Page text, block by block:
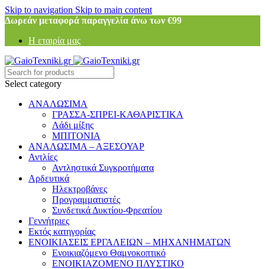
Skip to navigation Skip to main content
Δωρεάν μεταφορά παραγγελία άνω των €99
Η εταιρία μας
Select category
ΑΝΑΛΩΣΙΜΑ
ΓΡΑΣΣΑ-ΣΠΡΕΙ-ΚΑΘΑΡΙΣΤΙΚΑ
Λάδι μίξης
ΜΠΙΤΟΝΙΑ
ΑΝΑΛΩΣΙΜΑ – ΑΞΕΣΟΥΑΡ
Αντλίες
Αντληστικά Συγκροτήματα
Αρδευτικά
Ηλεκτροβάνες
Προγραμματιστές
Συνδετικά Δυκτίου-Φρεατίου
Γεννήτριες
Εκτός κατηγορίας
ΕΝΟΙΚΙΑΣΕΙΣ ΕΡΓΑΛΕΙΩΝ – ΜΗΧΑΝΗΜΑΤΩΝ
Ενοικιαζόμενο Θαμνοκοπτικό
ΕΝΟΙΚΙΑΖΟΜΕΝΟ ΠΛΥΣΤΙΚΟ